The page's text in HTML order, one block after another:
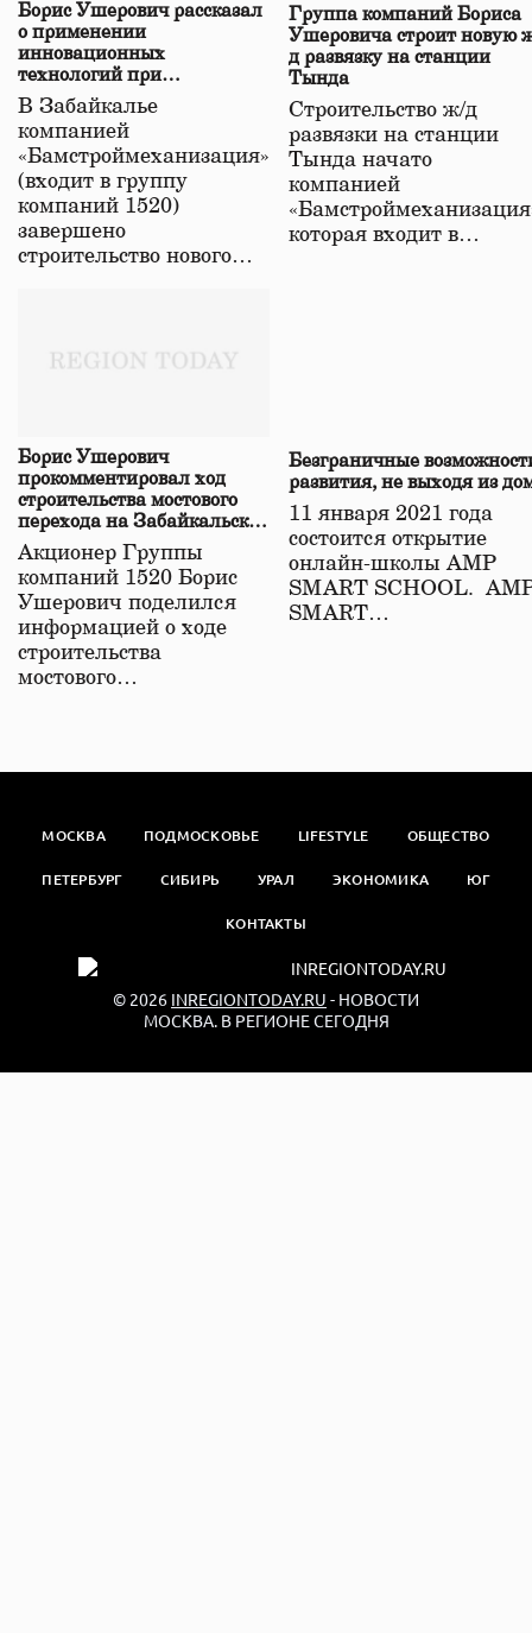
Борис Ушерович рассказал
о применении
инновационных
технологий при
строительстве нового моста
в Забайкалье
В Забайкалье
компанией
«Бамстроймеханизация»
(входит в группу
компаний 1520)
завершено
строительство нового…
Группа компаний Бориса
Ушеровича строит новую
д развязку на станции
Тында
Строительство ж/д
развязки на станции
Тында начато
компанией
которая входит в…
Борис Ушерович
прокомментировал ход
строительства мостового
перехода на Забайкальской
железной дороге
Акционер Группы
компаний 1520 Борис
Ушерович поделился
информацией о ходе
строительства
мостового…
Безграничные
развития, не выходя из
11 января 2021 года
состоится открытие
онлайн-школы АМР
SMART SCHOOL.
SMART…
МОСКВА ПОДМОСКОВЬЕ LIFESTYLE ОБЩЕСТВО
ПЕТЕРБУРГ СИБИРЬ УРАЛ ЭКОНОМИКА ЮГ
КОНТАКТЫ
© 2026 INREGIONTODAY.RU - НОВОСТИ
МОСКВА. В РЕГИОНЕ СЕГОДНЯ